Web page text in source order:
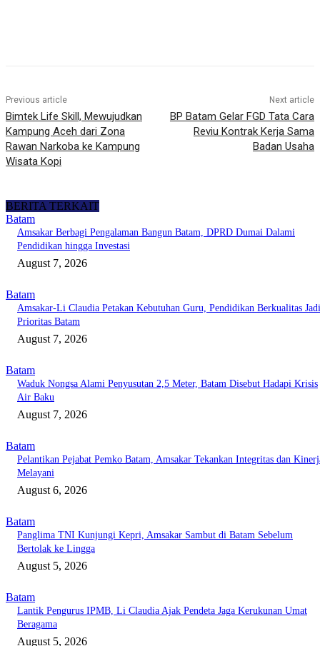
Previous article
Bimtek Life Skill, Mewujudkan
Kampung Aceh dari Zona
Rawan Narkoba ke Kampung
Wisata Kopi
Next article
BP Batam Gelar FGD Tata Cara
Reviu Kontrak Kerja Sama
Badan Usaha
BERITA TERKAIT
Batam
Amsakar Berbagi Pengalaman Bangun Batam, DPRD Dumai Dalami
Pendidikan hingga Investasi
August 7, 2026
Batam
Amsakar-Li Claudia Petakan Kebutuhan Guru, Pendidikan Berkualitas Jadi
Prioritas Batam
August 7, 2026
Batam
Waduk Nongsa Alami Penyusutan 2,5 Meter, Batam Disebut Hadapi Krisis
Air Baku
August 7, 2026
Batam
Pelantikan Pejabat Pemko Batam, Amsakar Tekankan Integritas dan
Melayani
August 6, 2026
Batam
Panglima TNI Kunjungi Kepri, Amsakar Sambut di Batam Sebelum
Bertolak ke Lingga
August 5, 2026
Batam
Lantik Pengurus IPMB, Li Claudia Ajak Pendeta Jaga Kerukunan Umat
Beragama
August 5, 2026